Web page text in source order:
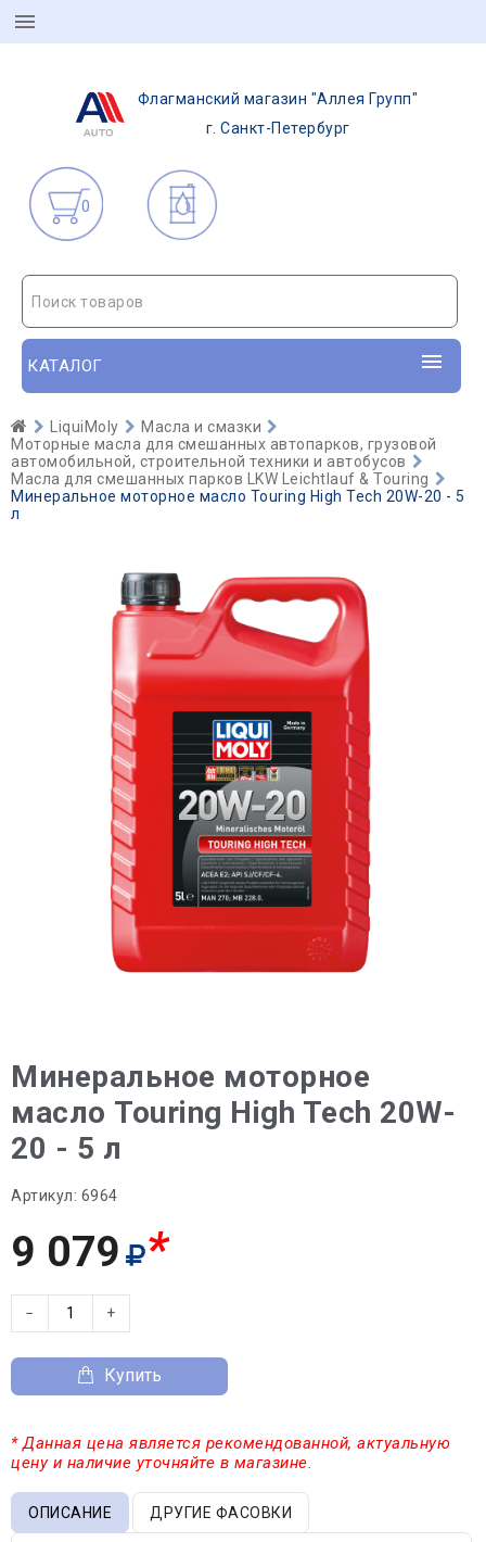
Флагманский магазин "Аллея Групп"
г. Санкт-Петербург
0
Поиск товаров
КАТАЛОГ
LiquiMoly
Масла и смазки
Моторные масла для смешанных автопарков, грузовой
автомобильной, строительной техники и автобусов
Масла для смешанных парков LKW Leichtlauf & Touring
Минеральное моторное масло Touring High Tech 20W-20 - 5
л
Минеральное моторное
масло Touring High Tech 20W-
20 - 5 л
Артикул: 6964
9 079 *
− +
Купить
* Данная цена является рекомендованной, актуальную
цену и наличие уточняйте в магазине.
ОПИСАНИЕ ДРУГИЕ ФАСОВКИ